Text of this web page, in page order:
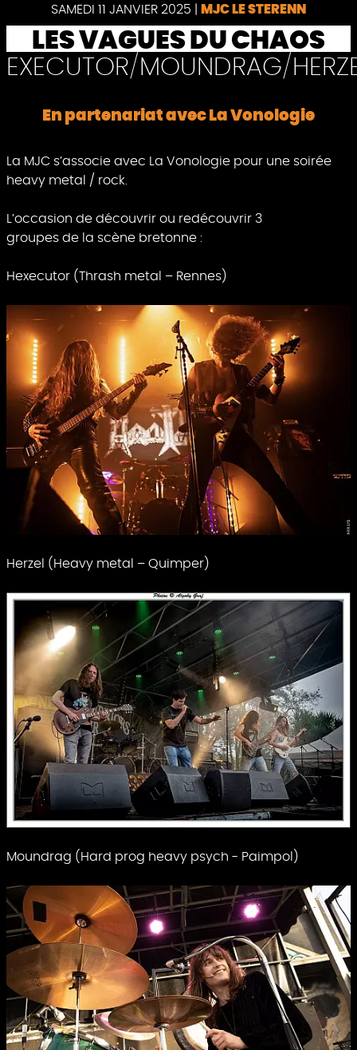
SAMEDI 11 JANVIER 2025 MJC LE STERENN
LES VAGUES DU CHAOS
EXECUTOR/MOUNDRAG/
En partenariat avec La Vonologie
La MJC s’associe avec La Vonologie pour une soirée
heavy metal / rock.
L’occasion de découvrir ou redécouvrir 3
groupes de la scène bretonne :
Hexecutor (Thrash metal – Rennes)
Herzel (Heavy metal – Quimper)
Moundrag (Hard prog heavy psych - Paimpol)